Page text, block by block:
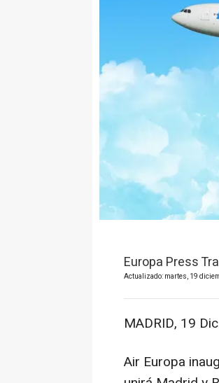
Europa Press
Actualizado: martes, 19
MADRID, 19
Air Europa